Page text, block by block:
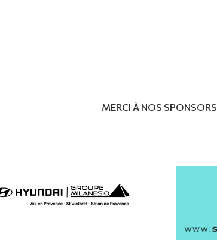
MERCI À NOS SPONSORS